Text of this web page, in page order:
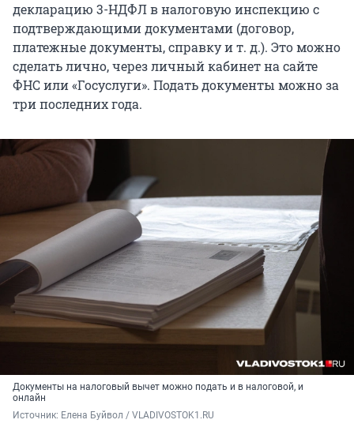
декларацию 3-НДФЛ в налоговую инспекцию с
подтверждающими документами (договор,
платежные документы, справку ит. д.). Это можно
сделать лично, через личный кабинет на сайте
ФНС или «Госуслуги». Подать документы можно за
три последних года.
Документы на налоговый вычет можно подать и в налоговой, и
онлайн
Источник: Елена Буйвол / VLADIVOSTOK1.RU